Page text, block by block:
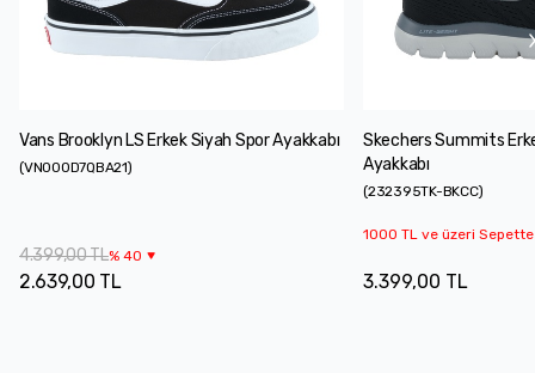
Vans Brooklyn LS Erkek Siyah Spor Ayakkabı
(VN000D7QBA21)
4.399,00 TL% 40
2.639,00 TL
Skechers Summits
Ayakkabı
(232395TK-BKCC)
1000 TL ve üzeri
3.399,00 TL